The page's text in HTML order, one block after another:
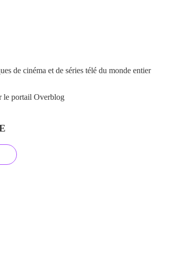
de cinéma et de séries télé du monde entier
le portail Overblog